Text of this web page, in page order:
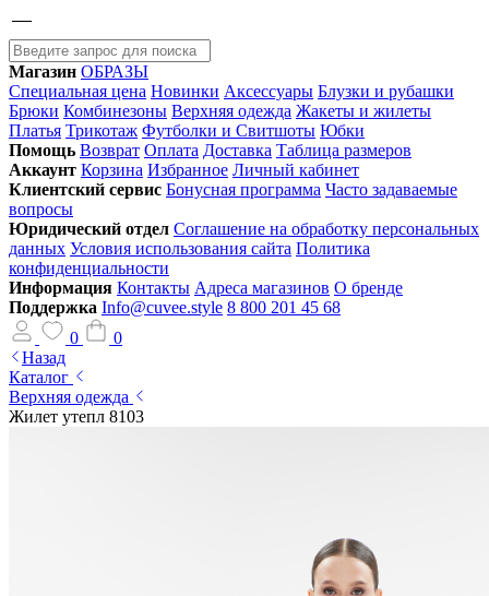
Магазин ОБРАЗЫ
Специальная цена Новинки Аксессуары Блузки и рубашки
Брюки Комбинезоны Верхняя одежда Жакеты и жилеты
Платья Трикотаж Футболки и Свитшоты Юбки
Помощь Возврат Оплата Доставка Таблица размеров
Аккаунт Корзина Избранное Личный кабинет
Клиентский сервис Бонусная программа Часто задаваемые
вопросы
Юридический отдел Соглашение на обработку персональных
данных Условия использования сайта Политика
конфиденциальности
Информация Контакты Адреса магазинов О бренде
Поддержка Info@cuvee.style 8 800 201 45 68
0
0
Назад
Каталог
Верхняя одежда
Жилет утепл 8103